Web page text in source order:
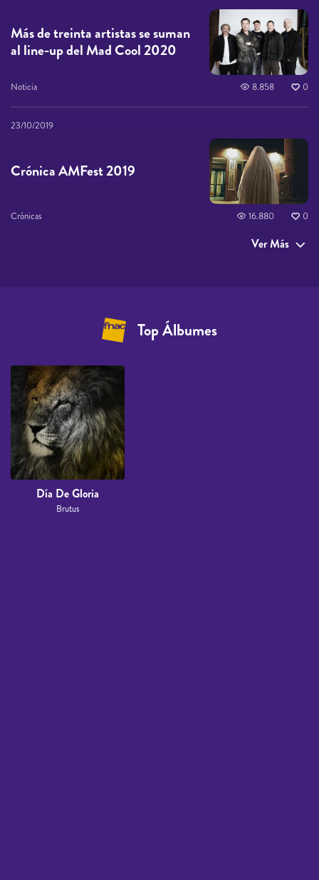
Más de treinta artistas se suman
al line-up del Mad Cool 2020
Noticia 8.858 0
23/10/2019
Crónica AMFest 2019
Crónicas 16.880 0
Ver Más
Top Álbumes
Día De Gloria
Brutus